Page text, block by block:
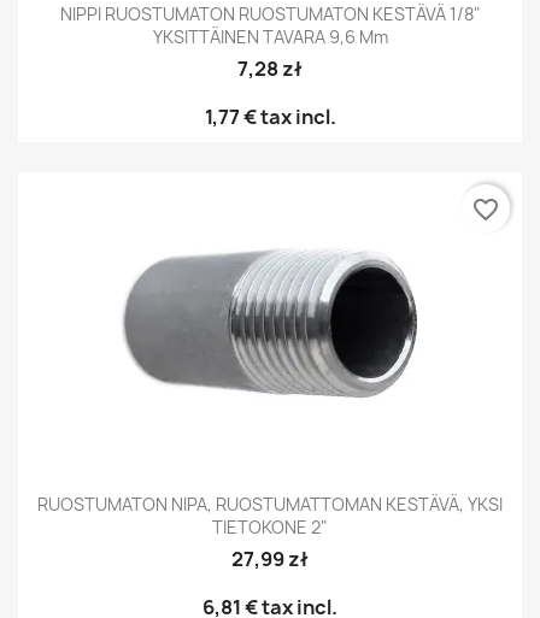
NIPPI RUOSTUMATON RUOSTUMATON KESTÄVÄ 1/8"
YKSITTÄINEN TAVARA 9,6 Mm
7,28 zł
1,77 €tax incl.
RUOSTUMATON NIPA, RUOSTUMATTOMAN KESTÄVÄ, YKSI
TIETOKONE 2"
27,99 zł
6,81 €tax incl.
favorite_border